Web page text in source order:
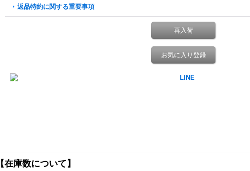
返品特約に関する重要事項
再入荷
お気に入り登録
【在庫数について】